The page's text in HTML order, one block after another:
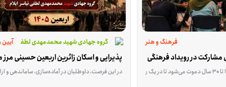
علاقه‌مند به حوزه رسانه و تولید محتوا دعوت به همکاری می‌کند. در این فرصت،
فرهنگ و هنر
مشارکت در رویداد فرهنگی
گروه جهادی شهید محمدمهدی لطفی نیاسر
پذیرایی و اسکان زائرین اربعین حسینی مرز
در این فرصت، داوطلبان در آماده‌سازی، ساماندهی و